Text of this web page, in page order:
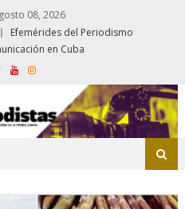
08, 2026
Efemérides del Periodismo
en Cuba